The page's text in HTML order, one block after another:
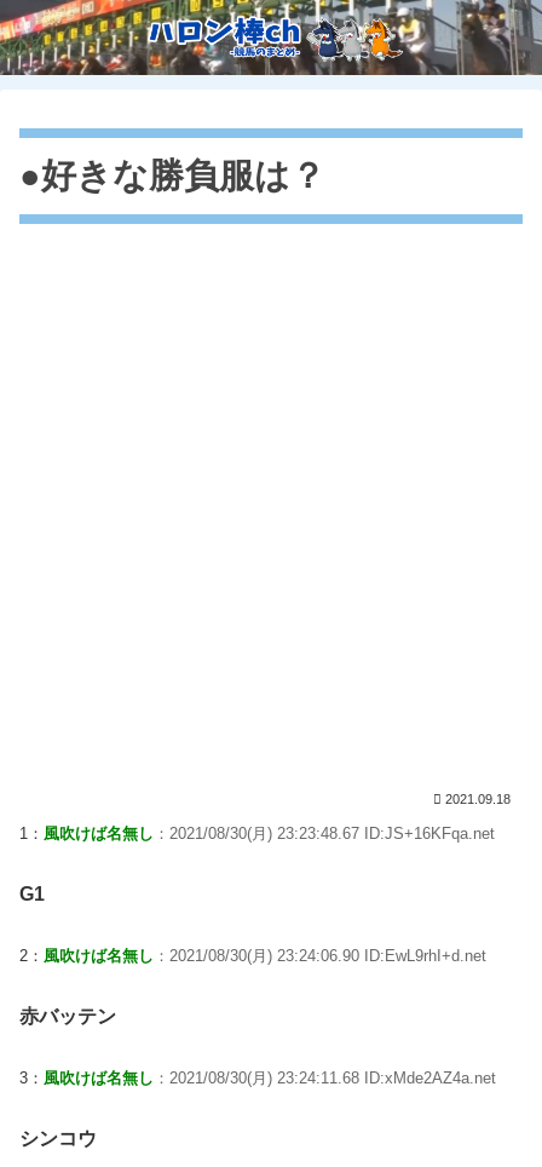
●好きな勝負服は？
2021.09.18
1： 風吹けば名無し ：2021/08/30(月) 23:23:48.67 ID:JS+16KFqa.net
G1
2： 風吹けば名無し ：2021/08/30(月) 23:24:06.90 ID:EwL9rhI+d.net
赤バッテン
3： 風吹けば名無し ：2021/08/30(月) 23:24:11.68 ID:xMde2AZ4a.net
シンコウ